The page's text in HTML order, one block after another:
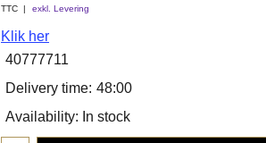
TTC exkl. Levering
Klik her
40777711
Delivery time: 48:00
Availability: In stock